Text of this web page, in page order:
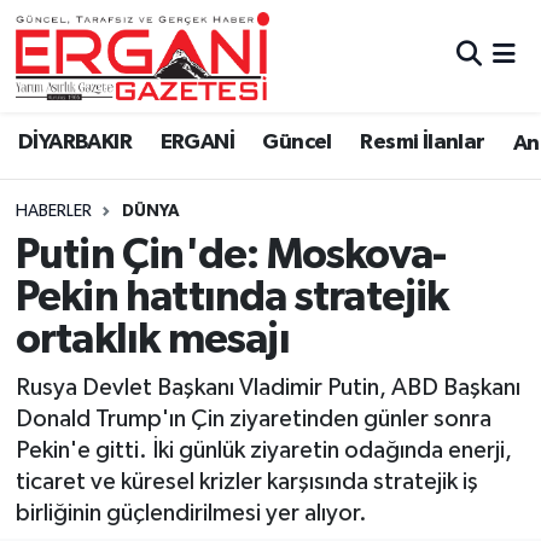
DİYARBAKIR ERGANİ Güncel Resmi İlanlar
HABERLER DÜNYA
Putin Çin'de: Moskova-
Pekin hattında stratejik
ortaklık mesajı
Rusya Devlet Başkanı Vladimir Putin, ABD Başkanı
Donald Trump'ın Çin ziyaretinden günler sonra
Pekin'e gitti. İki günlük ziyaretin odağında enerji,
ticaret ve küresel krizler karşısında stratejik iş
birliğinin güçlendirilmesi yer alıyor.
DİYARBAKIR
BİSMİL
BAĞLAR
ERGANİ
Güncel
Eği̇ti̇m
Resmi İlanlar
Sağlık
Si̇yaset
Spor
Ergani Nöbetçi Eczaneler
Ergani Hava Durumu
Ergani Trafik Yoğunluk Haritası
Süper Lig Puan Durumu ve Fikstür
Tüm Manşetler
Son Dakika Haberleri
Haber Arşivi